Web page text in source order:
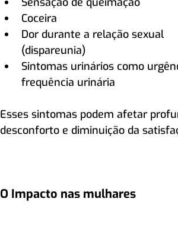
Coceira
Dor durante a relação sexual
(dispareunia)
Sintomas urinários como
frequência urinária
Esses sintomas podem afetar
desconforto e diminuição da
O Impacto nas mulhares